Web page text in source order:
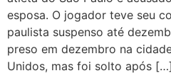
esposa. O jogador teve seu
paulista suspenso até
preso em dezembro na
Unidos, mas foi solto após […]